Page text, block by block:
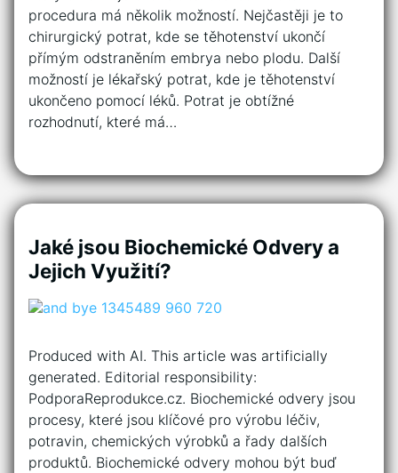
procedura má několik možností. Nejčastěji je to
chirurgický potrat, kde se těhotenství ukončí
přímým odstraněním embrya nebo plodu. Další
možností je lékařský potrat, kde je těhotenství
ukončeno pomocí léků. Potrat je obtížné
rozhodnutí, které má…
Jaké jsou Biochemické Odvery a
Jejich Využití?
Produced with AI. This article was artificially
generated. Editorial responsibility:
PodporaReprodukce.cz. Biochemické odvery jsou
procesy, které jsou klíčové pro výrobu léčiv,
potravin, chemických výrobků a řady dalších
produktů. Biochemické odvery mohou být buď